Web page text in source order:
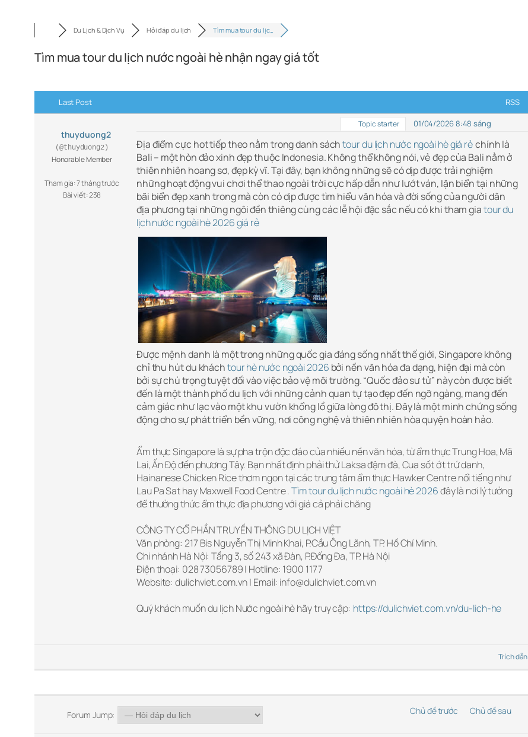
Du Lịch & Dịch Vụ Hỏi đáp du lịch Tìm mua tour du lịc…
Tìm mua tour du lịch nước ngoài hè nhận ngay giá tốt
Last Post RSS
thuyduong2
(@thuyduong2)
Honorable Member
Tham gia: 7 tháng trước
Bài viết: 238
Topic starter 01/04/2026 8:48 sáng
Địa điểm cực hot tiếp theo nằm trong danh sáchtour du lịch nước ngoài hè giá rẻchính là
Bali – một hòn đảo xinh đẹp thuộc Indonesia. Không thể không nói, vẻ đẹp của Bali nằm ở
thiên nhiên hoang sơ, đẹp kỳ vĩ. Tại đây, bạn không những sẽ có dịp được trải nghiệm
những hoạt động vui chơi thể thao ngoài trời cực hấp dẫn như lướt ván, lặn biển tại những
bãi biển đẹp xanh trong mà còn có dịp được tìm hiểu văn hóa và đời sống của người dân
địa phương tại những ngôi đền thiêng cùng các lễ hội đặc sắc nếu có khi tham giatour du
lịch nước ngoài hè 2026 giá rẻ
Được mệnh danh là một trong những quốc gia đáng sống nhất thế giới, Singapore không
chỉ thu hút du kháchtour hè nước ngoài 2026 bởi nền văn hóa đa dạng, hiện đại mà còn
bởi sự chú trọng tuyệt đối vào việc bảo vệ môi trường. “Quốc đảo sư tử” này còn được biết
đến là một thành phố du lịch với những cảnh quan tự tạo đẹp đến ngỡ ngàng, mang đến
cảm giác như lạc vào một khu vườn khổng lồ giữa lòng đô thị. Đây là một minh chứng sống
động cho sự phát triển bền vững, nơi công nghệ và thiên nhiên hòa quyện hoàn hảo.
Ẩm thực Singapore là sự pha trộn độc đáo của nhiều nền văn hóa, từ ẩm thực Trung Hoa, Mã
Lai, Ấn Độ đến phương Tây. Bạn nhất định phải thử Laksa đậm đà, Cua sốt ớt trứ danh,
Hainanese Chicken Rice thơm ngon tại các trung tâm ẩm thực Hawker Centre nổi tiếng như
Lau Pa Sat hay Maxwell Food Centre .Tìm tour du lịch nước ngoài hè 2026đây là nơi lý tưởng
để thưởng thức ẩm thực địa phương với giá cả phải chăng
CÔNG TY CỔ PHẦN TRUYỀN THÔNG DU LỊCH VIỆT
Văn phòng: 217 Bis Nguyễn Thị Minh Khai, P.Cầu Ông Lãnh, TP. Hồ Chí Minh.
Chi nhánh Hà Nội: Tầng 3, số 243 xã Đàn, P.Đống Đa, TP. Hà Nội
Điện thoại: 028 73056789 | Hotline: 1900 1177
Website: dulichviet.com.vn | Email: info@dulichviet.com.vn
Quý khách muốn du lịch Nước ngoài hè hãy truy cập: https://dulichviet.com.vn/du-lich-he
Trích dẫn
Forum Jump: Chủ đề trước Chủ đề sau